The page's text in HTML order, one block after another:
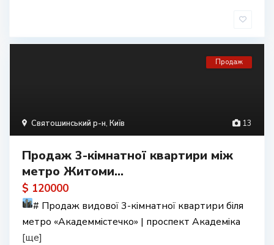
13
Святошинський р-н, Київ
Продаж
Продаж 3-кімнатної квартири між
метро Житоми...
$ 120000
# Продаж видової 3-кімнатної квартири біля
метро «Академмістечко» | проспект Академіка
[ще]